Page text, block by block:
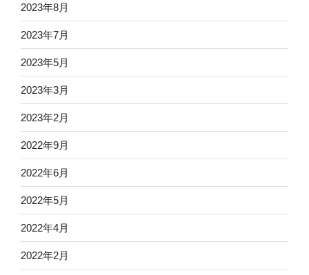
2023年8月
2023年7月
2023年5月
2023年3月
2023年2月
2022年9月
2022年6月
2022年5月
2022年4月
2022年2月